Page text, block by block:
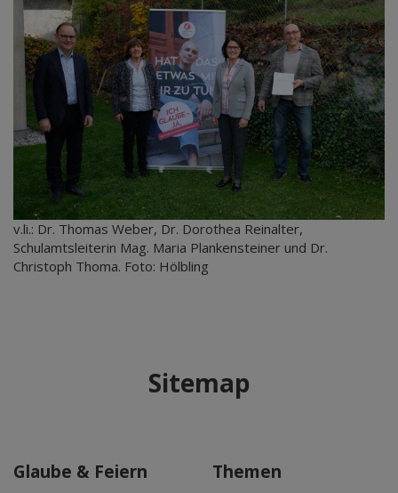
v.li.: Dr. Thomas Weber, Dr. Dorothea Reinalter,
Schulamtsleiterin Mag. Maria Plankensteiner und Dr.
Christoph Thoma. Foto: Hölbling
Sitemap
Glaube & Feiern Themen